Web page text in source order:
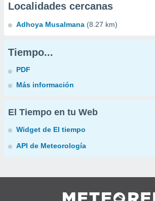
Localidades cercanas
Adhoya Musalmana (8.27 km)
Tiempo...
PDF
Más información
El Tiempo en tu Web
Widget de El tiempo
API de Meteorología